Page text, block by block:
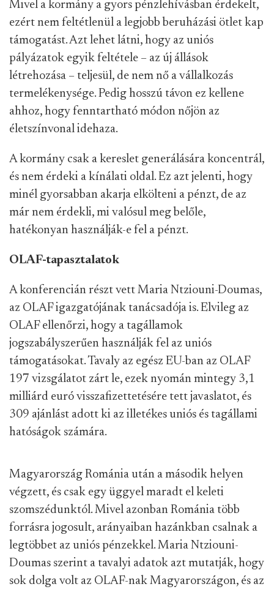
Mivel a kormány a gyors pénzlehívásban érdekelt,
ezért nem feltétlenül a legjobb beruházási ötlet kap
támogatást. Azt lehet látni, hogy az uniós
pályázatok egyik feltétele – az új állások
létrehozása – teljesül, de nem nő a vállalkozás
termelékenysége. Pedig hosszú távon ez kellene
ahhoz, hogy fenntartható módon nőjön az
életszínvonal idehaza.
A kormány csak a kereslet generálására koncentrál,
és nem érdeki a kínálati oldal. Ez azt jelenti, hogy
minél gyorsabban akarja elkölteni a pénzt, de az
már nem érdekli, mi valósul meg belőle,
hatékonyan használják-e fel a pénzt.
OLAF-tapasztalatok
A konferencián részt vett Maria Ntziouni-Doumas,
az OLAF igazgatójának tanácsadója is. Elvileg az
OLAF ellenőrzi, hogy a tagállamok
jogszabályszerűen használják fel az uniós
támogatásokat. Tavaly az egész EU-ban az OLAF
197 vizsgálatot zárt le, ezek nyomán mintegy 3,1
milliárd euró visszafizettetésére tett javaslatot, és
309 ajánlást adott ki az illetékes uniós és tagállami
hatóságok számára.
Magyarország Románia után a második helyen
végzett, és csak egy üggyel maradt el keleti
szomszédunktól. Mivel azonban Románia több
forrásra jogosult, arányaiban hazánkban csalnak a
legtöbbet az uniós pénzekkel. Maria Ntziouni-
Doumas szerint a tavalyi adatok azt mutatják, hogy
sok dolga volt az OLAF-nak Magyarországon, és az